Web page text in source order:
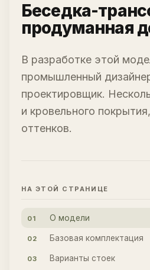
Беседка-
продуманная
В разработке этой
промышленный
проектировщик.
и кровельного
оттенков.
НА ЭТОЙ СТРАНИЦЕ
01 О модели
02 Базовая комплектация
03 Варианты стоек